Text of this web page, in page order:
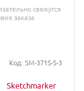
Sketchmarker
свяжутся
заказа
Код: SM-371S-S-3